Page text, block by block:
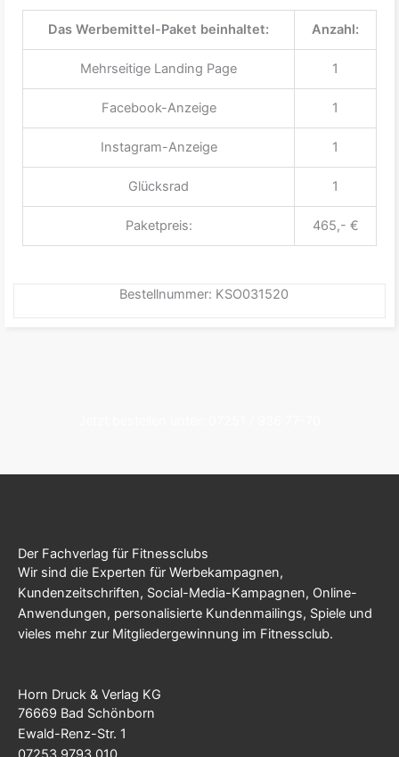
Das Werbemittel-Paket beinhaltet: Anzahl:
Mehrseitige Landing Page 1
Facebook-Anzeige 1
Instagram-Anzeige 1
Glücksrad 1
Paketpreis: 465,- €
Bestellnummer: KSO031520
Der Fachverlag für Fitnessclubs
Wir sind die Experten für Werbekampagnen,
Kundenzeitschriften, Social-Media-Kampagnen, Online-
Anwendungen, personalisierte Kundenmailings, Spiele und
vieles mehr zur Mitgliedergewinnung im Fitnessclub.
Horn Druck & Verlag KG
76669 Bad Schönborn
Ewald-Renz-Str. 1